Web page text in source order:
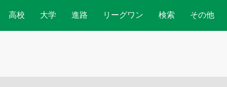
高校 大学 進路 リーグワン 検索 その他